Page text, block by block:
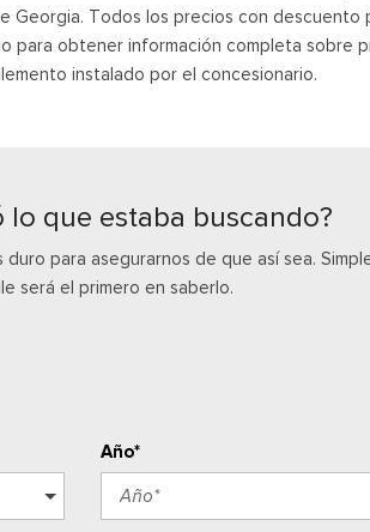
Georgia. Todos los precios con
para obtener información completa sobre
instalado por el concesionario.
lo que estaba buscando?
para asegurarnos de que así sea.
será el primero en saberlo.
Año*